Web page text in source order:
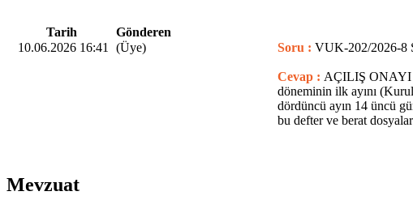
Tarih
Gönderen
10.06.2026 16:41
(Üye) Soru : VUK-202/2026-8
Cevap : AÇILIŞ ONAYI
döneminin ilk ayını
dördüncü ayın 14 üncü
bu defter ve berat
Mevzuat